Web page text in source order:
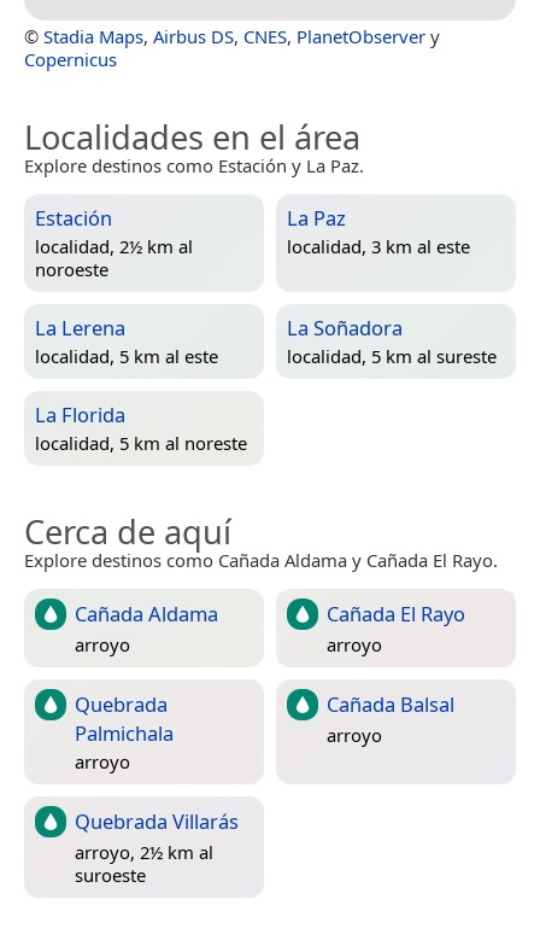
© Stadia Maps, Airbus DS, CNES, PlanetObserver y
Copernicus
Localidades en el área
Explore destinos como Estación y La Paz.
Estación
localidad, 2½ km al
noroeste
La Paz
localidad, 3 km al este
La Lerena
localidad, 5 km al este
La Soñadora
localidad, 5 km al sureste
La Florida
localidad, 5 km al noreste
Cerca de aquí
Explore destinos como Cañada Aldama y Cañada El Rayo.
Cañada Aldama
arroyo
Cañada El Rayo
arroyo
Quebrada
Palmichala
arroyo
Cañada Balsal
arroyo
Quebrada Villarás
arroyo, 2½ km al
suroeste